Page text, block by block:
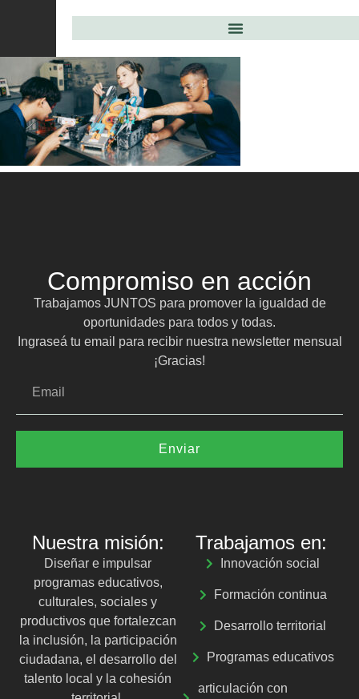
Compromiso en acción
Trabajamos JUNTOS para promover la igualdad de
oportunidades para todos y todas.
Ingraseá tu email para recibir nuestra newsletter mensual
¡Gracias!
Enviar
Nuestra misión:
Diseñar e impulsar
programas educativos,
culturales, sociales y
productivos que fortalezcan
la inclusión, la participación
ciudadana, el desarrollo del
talento local y la cohesión
Trabajamos en:
Innovación social
Formación continua
Desarrollo territorial
Programas educativos
articulación con